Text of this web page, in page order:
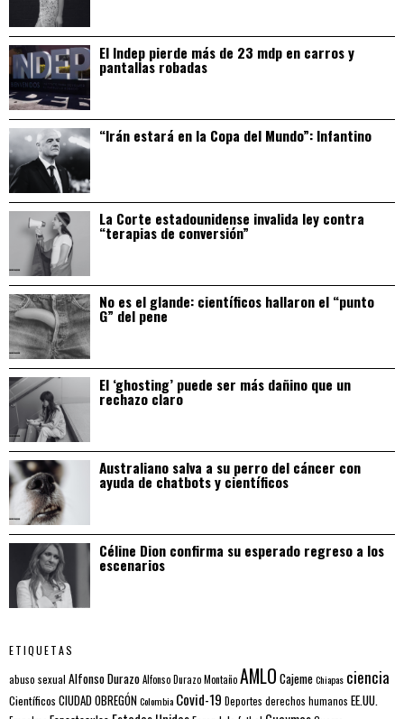
El Indep pierde más de 23 mdp en carros y
pantallas robadas
“Irán estará en la Copa del Mundo”: Infantino
La Corte estadounidense invalida ley contra
“terapias de conversión”
No es el glande: científicos hallaron el “punto
G” del pene
El ‘ghosting’ puede ser más dañino que un
rechazo claro
Australiano salva a su perro del cáncer con
ayuda de chatbots y científicos
Céline Dion confirma su esperado regreso a los
escenarios
ETIQUETAS
abuso sexual Alfonso DurazoAlfonso Durazo MontañoAMLO CajemeChiapas ciencia
Científicos CIUDAD OBREGÓNColombia Covid-19 Deportes derechos humanos EE.UU.